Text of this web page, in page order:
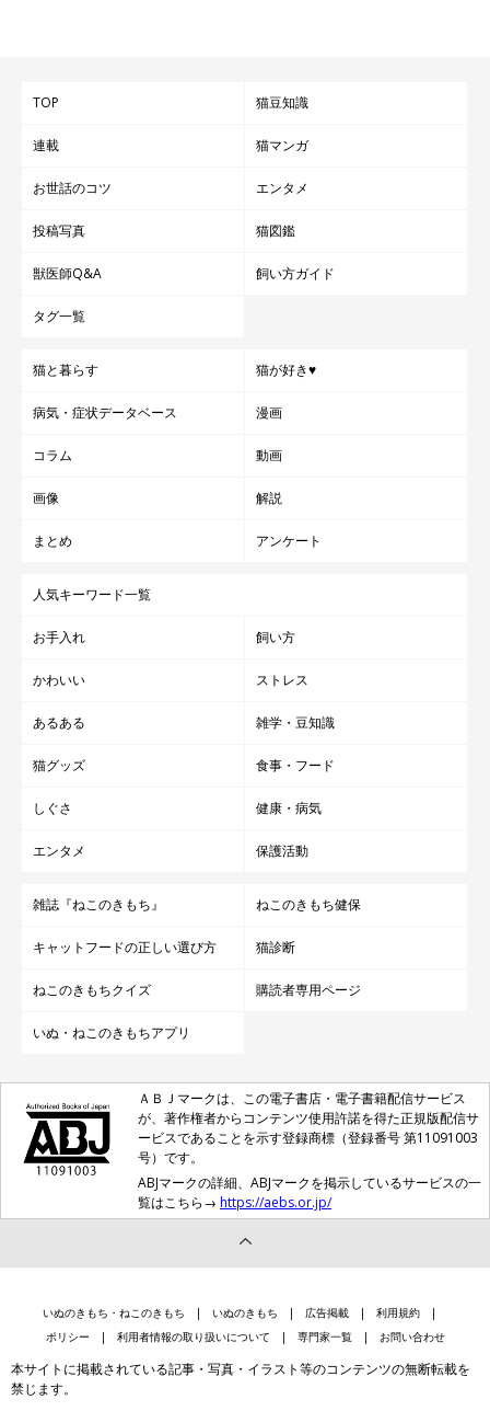
TOP 猫豆知識
連載 猫マンガ
お世話のコツ エンタメ
投稿写真 猫図鑑
獣医師Q&A 飼い方ガイド
タグ一覧
猫と暮らす 猫が好き♥
病気・症状データベース 漫画
コラム 動画
画像 解説
まとめ アンケート
人気キーワード一覧
お手入れ 飼い方
かわいい ストレス
あるある 雑学・豆知識
猫グッズ 食事・フード
しぐさ 健康・病気
エンタメ 保護活動
雑誌『ねこのきもち』 ねこのきもち健保
キャットフードの正しい選び方 猫診断
ねこのきもちクイズ 購読者専用ページ
いぬ・ねこのきもちアプリ
ＡＢＪマークは、この電子書店・電子書籍配信サービス
が、著作権者からコンテンツ使用許諾を得た正規版配信サ
ービスであることを示す登録商標（登録番号 第11091003
号）です。
ABJマークの詳細、ABJマークを掲示しているサービスの一
覧はこちら→ https://aebs.or.jp/
いぬのきもち・ねこのきもち いぬのきもち 広告掲載
利用規約
ポリシー
利用者情報の取り扱いについて 専門家一覧 お問い合わせ
本サイトに掲載されている記事・写真・イラスト等のコンテンツの無断転載を
禁じます。